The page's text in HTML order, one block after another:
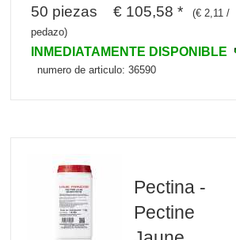
50 piezas € 105,58 *
(€ 2,11 /
pedazo)
INMEDIATAMENTE DISPONIBLE
numero de articulo: 36590
Pectina -
Pectine